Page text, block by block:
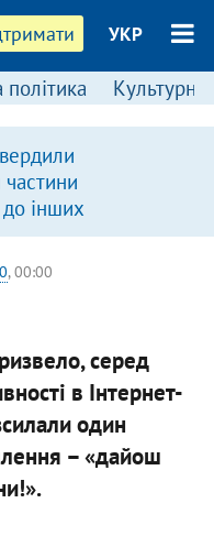
УКР
Культурні
інших
, 00:00
серед
в Інтернет-
один
– «дайош